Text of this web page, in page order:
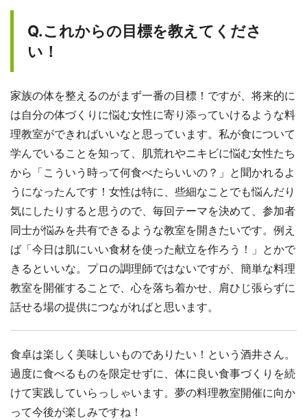
Q.これからの目標を教えてくださ
い！
家族の体を整えるのがまず一番の目標！ですが、将来的に
は自分の体づくりに悩む女性に寄り添っていけるような料
理教室ができればいいなと思っています。私が食について
学んでいることを知って、肌荒れやニキビに悩む女性たち
から「こういう時って何食べたらいいの？」と聞かれるよ
うになったんです！女性は特に、些細なことでも悩んだり
気にしたりすると思うので、毎回テーマを決めて、参加者
同士が悩みを共有できるような教室を開きたいです。例え
ば「今日は肌にいい食材を使った献立を作ろう！」とかで
きるといいな。プロの調理師ではないですが、簡単な料理
教室を開催することで、心を落ち着かせ、肩ひじ張らずに
話せる場の提供につながればと思います。
食卓は楽しく美味しいものでありたい！という酒井さん。
過度に食べるものを限定せずに、体に良い食事づくりを続
けて実践していらっしゃいます。夢の料理教室開催に向か
って今後が楽しみですね！